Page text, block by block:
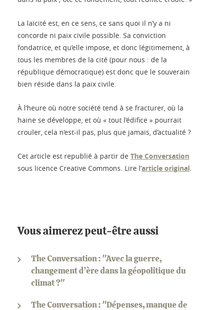
La laïcité est, en ce sens, ce sans quoi il n’y a ni
concorde ni paix civile possible. Sa conviction
fondatrice, et qu’elle impose, et donc légitimement, à
tous les membres de la cité (pour nous : de la
république démocratique) est donc que le souverain
bien réside dans la paix civile.
À l’heure où notre société tend à se fracturer, où la
haine se développe, et où « tout l’édifice » pourrait
crouler, cela n’est-il pas, plus que jamais, d’actualité ?
Cet article est republié à partir de The Conversation
sous licence Creative Commons. Lire l’article original.
Vous aimerez peut-être aussi
The Conversation : "Avec la guerre,
changement d’ère dans la géopolitique du
climat ?"
The Conversation : "Dépenses, manque de